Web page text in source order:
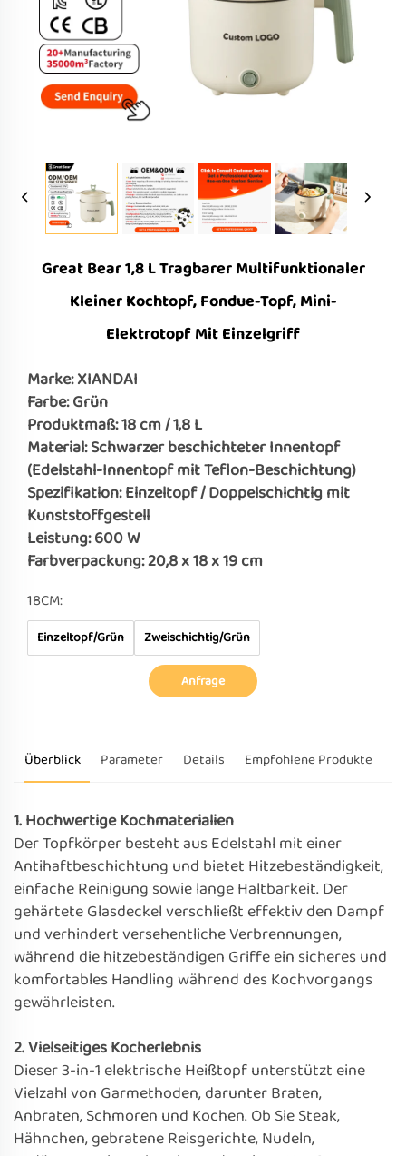
Great Bear 1,8 L Tragbarer Multifunktionaler
Kleiner Kochtopf, Fondue-Topf, Mini-
Elektrotopf Mit Einzelgriff
Marke: XIANDAI
Farbe: Grün
Produktmaß: 18 cm / 1,8 L
Material: Schwarzer beschichteter Innentopf
(Edelstahl-Innentopf mit Teflon-Beschichtung)
Spezifikation: Einzeltopf / Doppelschichtig mit
Kunststoffgestell
Leistung: 600 W
Farbverpackung: 20,8 x 18 x 19 cm
18CM:
Einzeltopf/Grün Zweischichtig/Grün
Anfrage
Überblick Parameter Details Empfohlene Produkte
1. Hochwertige Kochmaterialien
Der Topfkörper besteht aus Edelstahl mit einer
Antihaftbeschichtung und bietet Hitzebeständigkeit,
einfache Reinigung sowie lange Haltbarkeit. Der
gehärtete Glasdeckel verschließt effektiv den Dampf
und verhindert versehentliche Verbrennungen,
während die hitzebeständigen Griffe ein sicheres und
komfortables Handling während des Kochvorgangs
gewährleisten.
2. Vielseitiges Kocherlebnis
Dieser 3-in-1 elektrische Heißtopf unterstützt eine
Vielzahl von Garmethoden, darunter Braten,
Anbraten, Schmoren und Kochen. Ob Sie Steak,
Hähnchen, gebratene Reisgerichte, Nudeln,